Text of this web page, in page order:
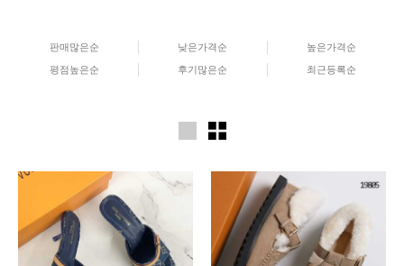
판매많은순 낮은가격순 높은가격순
평점높은순 후기많은순 최근등록순